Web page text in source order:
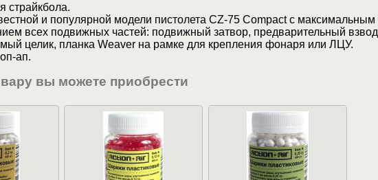
страйкбола.
и популярной модели пистолета CZ-75 Compact с максимальным
всех подвижных частей: подвижный затвор, предварительный взвод
целик, планка Weaver на рамке для крепления фонаря или ЛЦУ.
ап.
вы можете приобрести